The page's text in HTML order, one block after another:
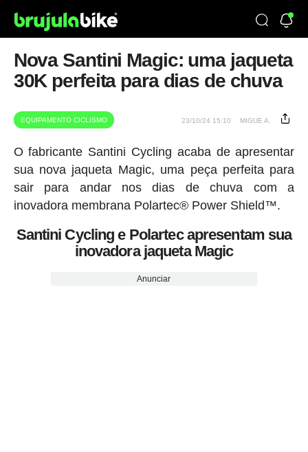
Nova Santini Magic: uma jaqueta
30K perfeita para dias de chuva
EQUIPAMENTO CICLISMO 23/10/24 15:10 MIGUE A.
O fabricante Santini Cycling acaba de apresentar
sua nova jaqueta Magic, uma peça perfeita para
sair para andar nos dias de chuva com a
inovadora membrana Polartec® Power Shield™.
Santini Cycling e Polartec apresentam sua
inovadora jaqueta Magic
Anunciar